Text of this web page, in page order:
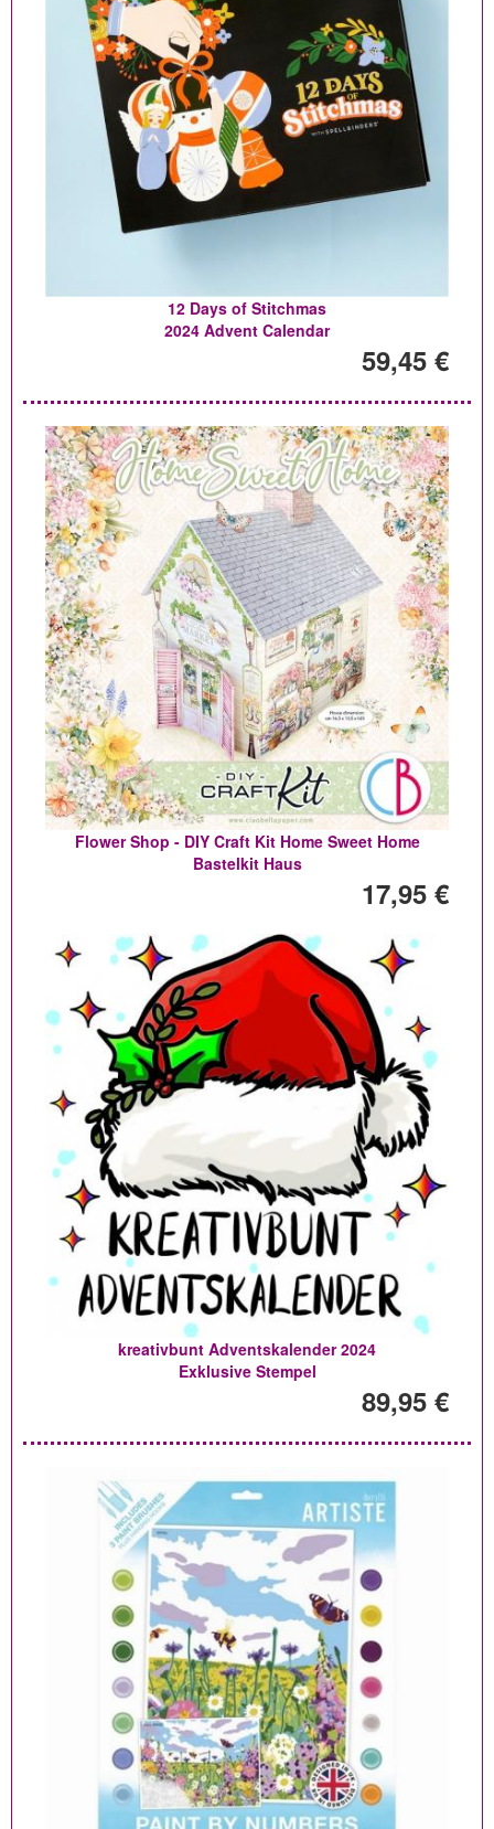
12 Days of Stitchmas
2024 Advent Calendar
59,45 €
Flower Shop - DIY Craft Kit Home Sweet Home
Bastelkit Haus
17,95 €
kreativbunt Adventskalender 2024
Exklusive Stempel
89,95 €